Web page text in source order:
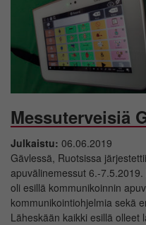
Messuterveisiä
Julkaistu: 06.06.2019
Gävlessä, Ruotsissa
apuvälinemessut 6.-
oli esillä kommunikoinnin
kommunikointiohjelmia sekä
Läheskään kaikki esillä